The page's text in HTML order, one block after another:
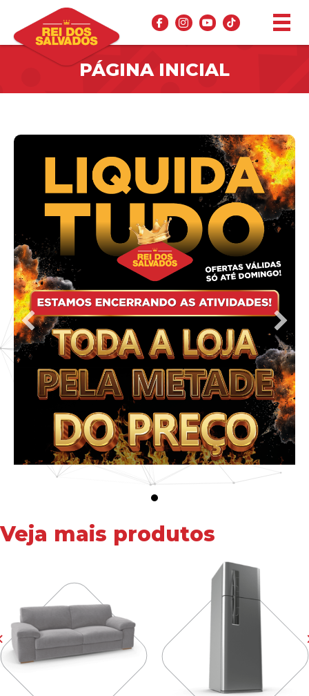
PÁGINA INICIAL
Veja mais produtos